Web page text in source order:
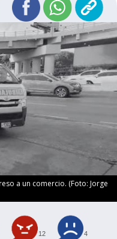
a un comercio. (Foto: Jorge
12 4